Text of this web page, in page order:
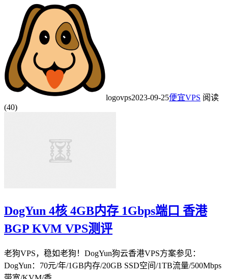
logovps2023-09-25便宜VPS 阅读
(40)
DogYun 4核 4GB内存 1Gbps端口 香港
BGP KVM VPS测评
老狗VPS，稳如老狗！DogYun狗云香港VPS方案参见：
DogYun：70元/年/1GB内存/20GB SSD空间/1TB流量/500Mbps